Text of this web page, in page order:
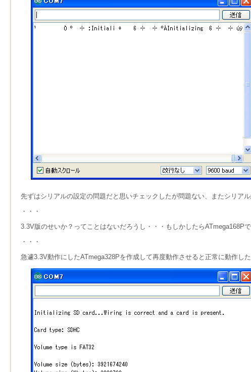
先ずはシリアルの設定の問題だと思いチェックしたが問題ない、またシリア
・・・
3.3V版のせいか？ってことはないだろうし・・・もしかしたらATmega168P
・・・
急遽3.3V動作にしたATmega328Pを作成して再度動作させると正常に動作した